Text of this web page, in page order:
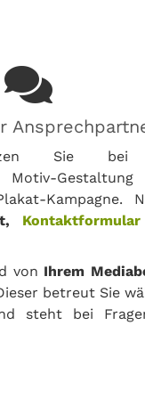
Sie bei
Motiv-
Kampagne.
Kontaktformular
von Ihrem
betreut Sie
steht bei